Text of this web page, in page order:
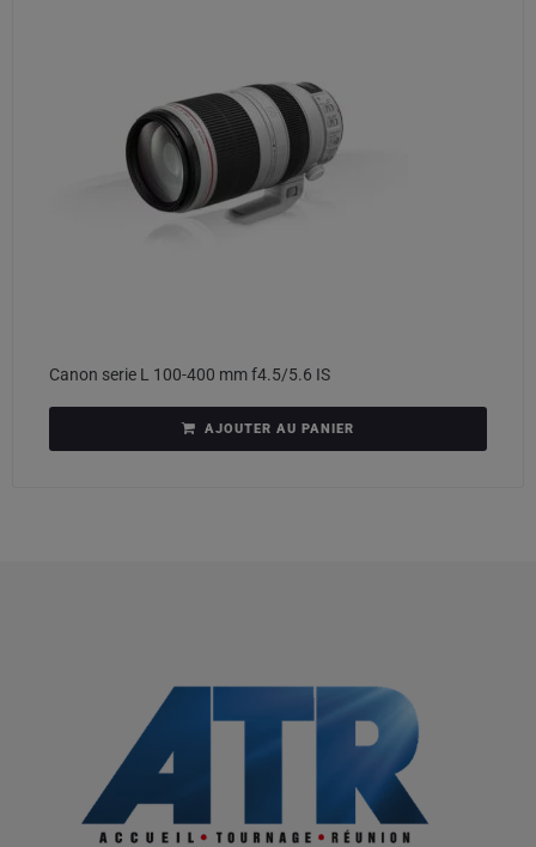
Canon serie L 100-400 mm f4.5/5.6 IS
AJOUTER AU PANIER